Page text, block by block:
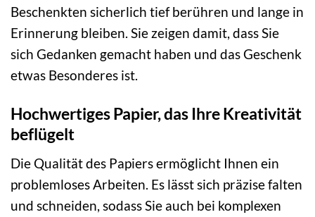
Beschenkten sicherlich tief berühren und lange in
Erinnerung bleiben. Sie zeigen damit, dass Sie
sich Gedanken gemacht haben und das Geschenk
etwas Besonderes ist.
Hochwertiges Papier, das Ihre Kreativität
beflügelt
Die Qualität des Papiers ermöglicht Ihnen ein
problemloses Arbeiten. Es lässt sich präzise falten
und schneiden, sodass Sie auch bei komplexen